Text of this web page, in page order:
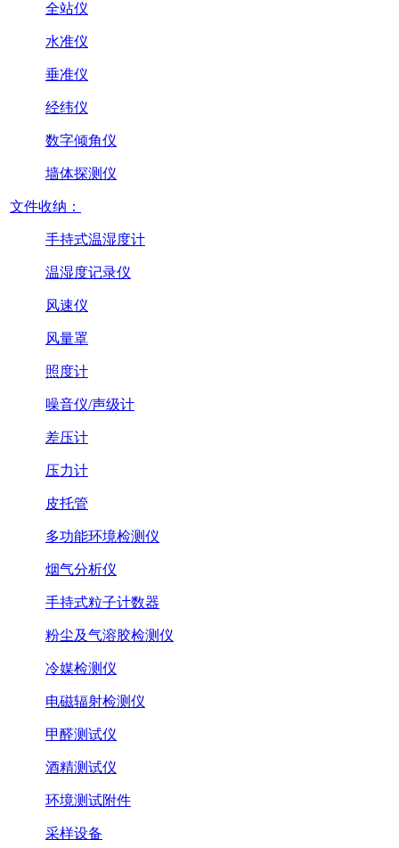
全站仪
水准仪
垂准仪
经纬仪
数字倾角仪
墙体探测仪
文件收纳：
手持式温湿度计
温湿度记录仪
风速仪
风量罩
照度计
噪音仪/声级计
差压计
压力计
皮托管
多功能环境检测仪
烟气分析仪
手持式粒子计数器
粉尘及气溶胶检测仪
冷媒检测仪
电磁辐射检测仪
甲醛测试仪
酒精测试仪
环境测试附件
采样设备